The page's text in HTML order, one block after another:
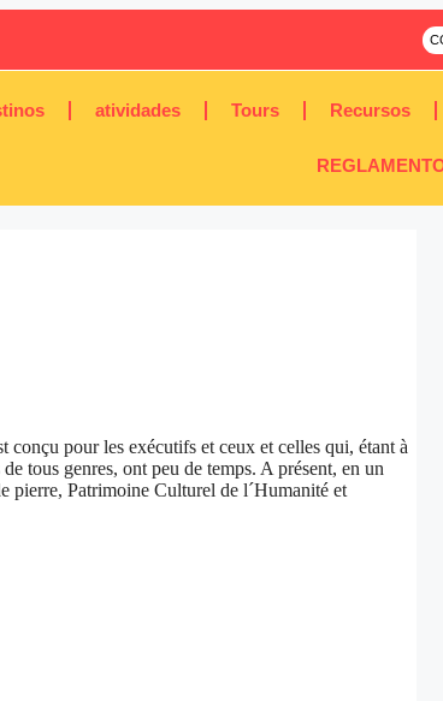
atividades Tours Recursos
conçu pour les exécutifs et ceux et celles qui, étant à
tous genres, ont peu de temps. A présent, en un
pierre, Patrimoine Culturel de l´Humanité et